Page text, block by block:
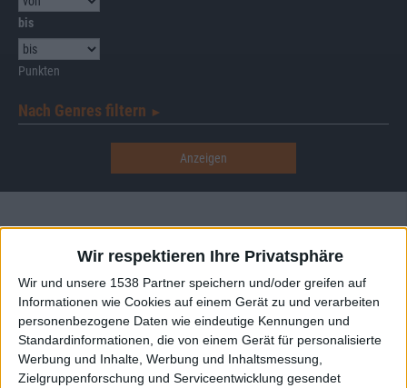
Wir respektieren Ihre Privatsphäre
Wir und unsere 1538 Partner speichern und/oder greifen auf
Informationen wie Cookies auf einem Gerät zu und verarbeiten
personenbezogene Daten wie eindeutige Kennungen und
Standardinformationen, die von einem Gerät für personalisierte
Werbung und Inhalte, Werbung und Inhaltsmessung,
Zielgruppenforschung und Serviceentwicklung gesendet
bis
Punkten
Nach Genres filtern ►︎